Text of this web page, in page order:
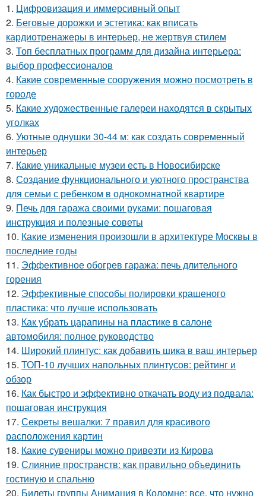
1. Цифровизация и иммерсивный опыт
2. Беговые дорожки и эстетика: как вписать
кардиотренажеры в интерьер, не жертвуя стилем
3. Топ бесплатных программ для дизайна интерьера:
выбор профессионалов
4. Какие современные сооружения можно посмотреть в
городе
5. Какие художественные галереи находятся в скрытых
уголках
6. Уютные однушки 30-44 м: как создать современный
интерьер
7. Какие уникальные музеи есть в Новосибирске
8. Создание функционального и уютного пространства
для семьи с ребенком в однокомнатной квартире
9. Печь для гаража своими руками: пошаговая
инструкция и полезные советы
10. Какие изменения произошли в архитектуре Москвы в
последние годы
11. Эффективное обогрев гаража: печь длительного
горения
12. Эффективные способы полировки крашеного
пластика: что лучше использовать
13. Как убрать царапины на пластике в салоне
автомобиля: полное руководство
14. Широкий плинтус: как добавить шика в ваш интерьер
15. ТОП-10 лучших напольных плинтусов: рейтинг и
обзор
16. Как быстро и эффективно откачать воду из подвала:
пошаговая инструкция
17. Секреты вешалки: 7 правил для красивого
расположения картин
18. Какие сувениры можно привезти из Кирова
19. Слияние пространств: как правильно объединить
гостиную и спальню
20. Билеты группы Анимация в Коломне: все, что нужно